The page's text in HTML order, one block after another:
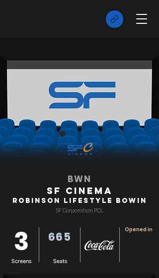
BWN
SF Cinema
Robinson Lifestyle Bowin
SF Corporation PCL.
3
Screens
665
Seats
Opened in